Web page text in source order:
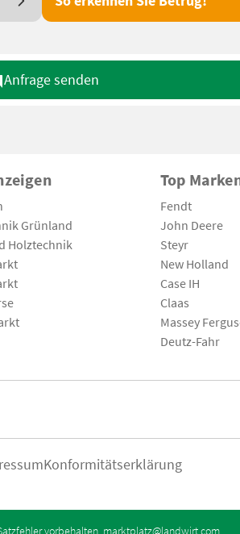
Anfrage senden
Grünland
Holztechnik
Top
Fendt
John Deere
Steyr
New Holland
Case IH
Claas
Massey
Deutz-Fahr
Konformitätserklärung
vorbehalten. marktplatz@landwirt.com